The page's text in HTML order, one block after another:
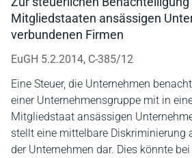
Mitgliedstaaten ansässigen
verbundenen Firmen
EuGH 5.2.2014, C-385/12
Eine Steuer, die Unternehmen
einer Unternehmensgruppe mit in
Mitgliedstaat ansässigen
stellt eine mittelbare Diskriminierung
der Unternehmen dar. Dies könnte